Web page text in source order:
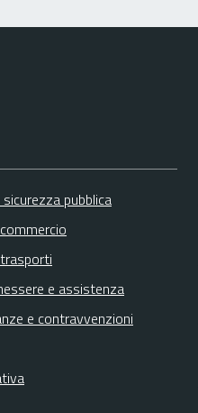
pubblica
e assistenza
e contravvenzioni